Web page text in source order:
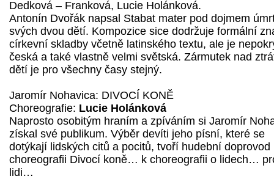
Dedková – Franková, Lucie Holánková.
Antonín Dvořák napsal Stabat mater pod dojmem
svých dvou dětí. Kompozice sice dodržuje formální
církevní skladby včetně latinského textu, ale je
česká a také vlastně velmi světská. Zármutek nad
dětí je pro všechny časy stejný.
Jaromír Nohavica: DIVOCÍ KONĚ
Choreografie: Lucie Holánková
Naprosto osobitým hraním a zpíváním si Jaromír
získal své publikum. Výběr devíti jeho písní, které se
dotýkají lidských citů a pocitů, tvoří hudební doprovod
choreografii Divocí koně… k choreografii o lidech…
lidi…